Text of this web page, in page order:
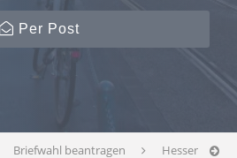
Per Post
Briefwahl beantragen Hessen